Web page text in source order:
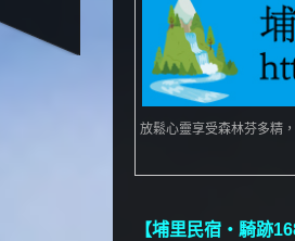
放鬆心靈享受森林芬多精
【埔里民宿‧騎跡